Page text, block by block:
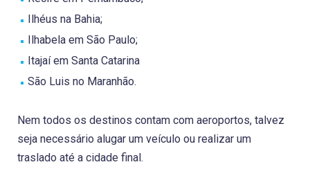
Ilhéus na Bahia;
Ilhabela em São Paulo;
Itajaí em Santa Catarina
São Luis no Maranhão.
Nem todos os destinos contam com aeroportos, talvez
seja necessário alugar um veículo ou realizar um
traslado até a cidade final.